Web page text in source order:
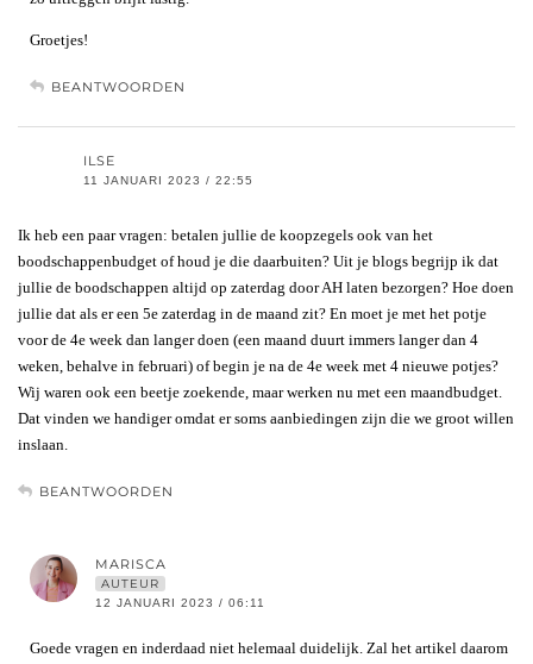
Groetjes!
BEANTWOORDEN
ILSE
11 JANUARI 2023 / 22:55
Ik heb een paar vragen: betalen jullie de koopzegels ook van het
boodschappenbudget of houd je die daarbuiten? Uit je blogs begrijp ik dat
jullie de boodschappen altijd op zaterdag door AH laten bezorgen? Hoe doen
jullie dat als er een 5e zaterdag in de maand zit? En moet je met het potje
voor de 4e week dan langer doen (een maand duurt immers langer dan 4
weken, behalve in februari) of begin je na de 4e week met 4 nieuwe potjes?
Wij waren ook een beetje zoekende, maar werken nu met een maandbudget.
Dat vinden we handiger omdat er soms aanbiedingen zijn die we groot willen
inslaan.
BEANTWOORDEN
MARISCA
AUTEUR
12 JANUARI 2023 / 06:11
Goede vragen en inderdaad niet helemaal duidelijk. Zal het artikel daarom